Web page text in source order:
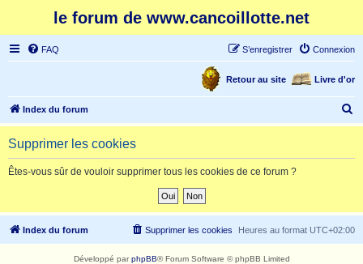
le forum de www.cancoillotte.net
FAQ Connexion
S’enregistrer
Livre d'or
Retour au site
Index du forum
e
h
Supprimer les cookies
Êtes-vous sûr de vouloir supprimer tous les cookies de ce forum ?
Index du forum Heures au format UTC+02:00
Supprimer les cookies
Développé parphpBB® Forum Software © phpBB Limited